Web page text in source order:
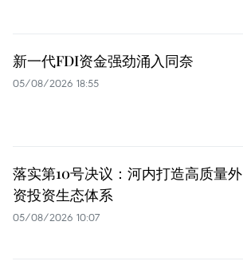
新一代FDI资金强劲涌入同奈
05/08/2026 18:55
落实第10号决议：河内打造高质量外
资投资生态体系
05/08/2026 10:07